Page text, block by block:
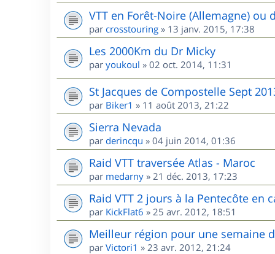
VTT en Forêt-Noire (Allemagne) ou
par crosstouring » 13 janv. 2015, 17:38
Les 2000Km du Dr Micky
par youkoul » 02 oct. 2014, 11:31
St Jacques de Compostelle Sept
par Biker1 » 11 août 2013, 21:22
Sierra Nevada
par derincqu » 04 juin 2014, 01:36
Raid VTT traversée Atlas - Maroc
par medarny » 21 déc. 2013, 17:23
Raid VTT 2 jours à la Pentecôte en
par KickFlat6 » 25 avr. 2012, 18:51
Meilleur région pour une semaine
par Victori1 » 23 avr. 2012, 21:24